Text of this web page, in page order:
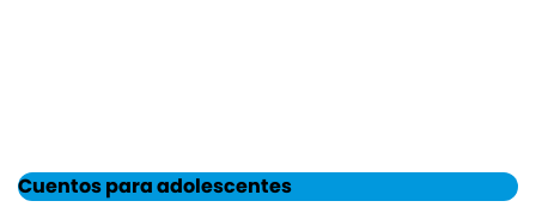
Cuentos para adolescentes